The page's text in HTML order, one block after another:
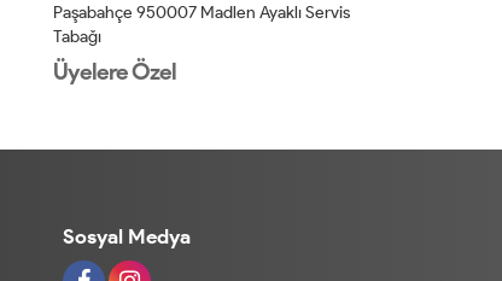
Paşabahçe 950007 Madlen Ayaklı Servis
Tabağı
Üyelere Özel
Sosyal Medya